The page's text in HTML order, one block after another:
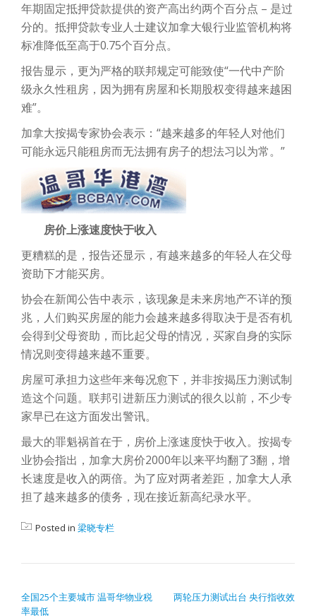
年期固定抵押贷款提供的资产高出约两个百分点 – 是过
分的。抵押贷款专业人士建议加拿大银行业监管机构将
标准降低至高于0.75个百分点。
报告显示，更为严格的联邦规定可能致使“一代中产阶
级永久性租房，因为拥有房屋和长期股权变得越来越困
难”。
加拿大按揭专家协会表示：“越来越多的年轻人对他们
可能永远只能租房而无法拥有房子的想法习以为常。”
房价上涨速度快于收入
更糟糕的是，报告还显示，有越来越多的年轻人在父母
资助下才能买房。
协会在新闻公告中表示，该现象是未来房地产不详的预
兆，人们购买房屋的能力会越来越多得取决于是否有机
会得到父母资助，而比起父母的情况，买家自身的实际
情况则变得越来越不重要。
房屋可承担力这些年来每况愈下，并非按揭压力测试制
造这个问题。联邦引进新压力测试的很久以前，不少专
家早已在这方面发出警讯。
最大的罪魁祸首在于，房价上涨速度快于收入。按揭专
业协会指出，加拿大房价2000年以来平均翻了3翻，增
长速度是收入的两倍。为了应对两者差距，加拿大人承
担了越来越多的债务，现在接近新高纪录水平。
Posted in 梁晓专栏
全国25个主要城市 温哥华物业税
率最低
两轮压力测试出台 央行指收效